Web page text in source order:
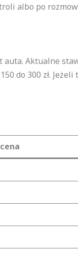
albo po
auta. Aktualne
do 300 zł. Jeżeli